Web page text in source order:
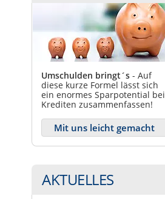
Umschulden bringt´s - Auf
diese kurze Formel lässt sich
ein enormes Sparpotential bei
Krediten zusammenfassen!
Mit uns leicht gemacht
AKTUELLES